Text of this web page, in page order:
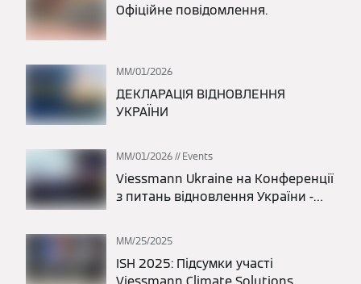
Офіційне повідомлення.
ММ/01/2026
ДЕКЛАРАЦІЯ ВІДНОВЛЕННЯ
УКРАЇНИ
ММ/01/2026 Events
Viessmann Ukraine на Конференції
з питань відновлення України -
ММ/25/2025
ISH 2025: Підсумки участі